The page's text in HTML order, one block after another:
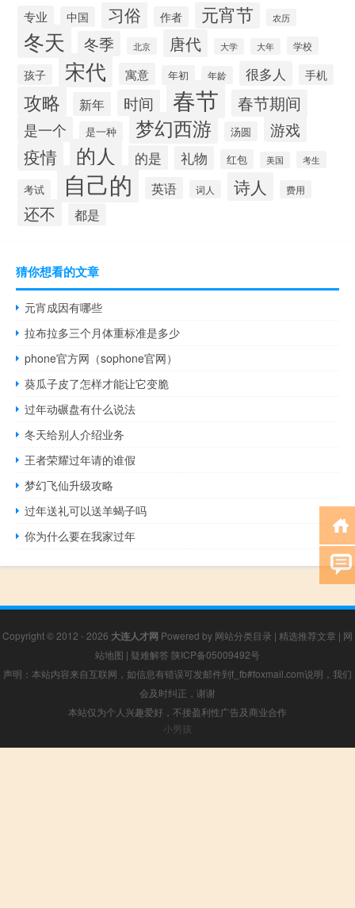
专业 中国 习俗 作者 元宵节 农历
冬天 冬季 北京 唐代 大学 大年 学校
孩子 宋代 寓意 年初 年龄 很多人 手机
攻略 新年 时间 春节 春节期间
是一个 是一种 梦幻西游 汤圆 游戏
疫情 的人 的是 礼物 红包 美国 考生
考试 自己的 英语 词人 诗人 费用
还不 都是
猜你想看的文章
元宵成因有哪些
拉布拉多三个月体重标准是多少
phone官方网（sophone官网）
葵瓜子皮了怎样才能让它变脆
过年动碾盘有什么说法
冬天给别人介绍业务
王者荣耀过年请的谁假
梦幻飞仙升级攻略
过年送礼可以送羊蝎子吗
你为什么要在我家过年
Copyright © 2012 - 2026 大连人才网 Powered by 网站分类目录 | 精选推荐文章 | 网
站地图 | 疑难解答 陕ICP备05009492号
声明：本站内容来自互联网，如信息有错误可发邮件到f_fb#foxmail.com说明，我们
会及时纠正，谢谢
本站仅为个人兴趣爱好，不接盈利性广告及商业合作
小男孩